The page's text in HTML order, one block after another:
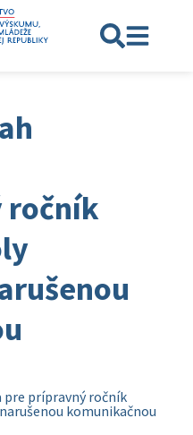
ročník
pre prípravný ročník
komunikačnou